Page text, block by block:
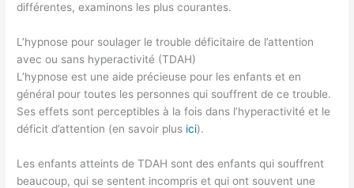
différentes, examinons les plus courantes.
L’hypnose pour soulager le trouble déficitaire de l’attention
avec ou sans hyperactivité (TDAH)
L’hypnose est une aide précieuse pour les enfants et en
général pour toutes les personnes qui souffrent de ce trouble.
Ses effets sont perceptibles à la fois dans l’hyperactivité et le
déficit d’attention (en savoir plus ici).
Les enfants atteints de TDAH sont des enfants qui souffrent
beaucoup, qui se sentent incompris et qui ont souvent une